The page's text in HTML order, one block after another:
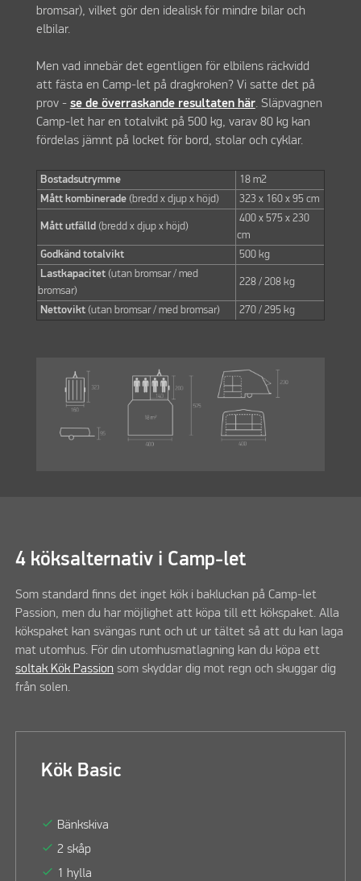
bromsar), vilket gör den idealisk för mindre bilar och
elbilar.
Men vad innebär det egentligen för elbilens räckvidd
att fästa en Camp-let på dragkroken? Vi satte det på
prov - se de överraskande resultaten här. Släpvagnen
Camp-let har en totalvikt på 500 kg, varav 80 kg kan
fördelas jämnt på locket för bord, stolar och cyklar.
Bostadsutrymme
18 m2
Mått kombinerade (bredd x djup x höjd) 323 x 160 x 95 cm
Mått utfälld (bredd x djup x höjd)
400 x 575 x 230
cm
Godkänd totalvikt
500 kg
Lastkapacitet(utan bromsar / med
bromsar)
228 / 208 kg
Nettovikt (utan bromsar / med bromsar) 270 / 295 kg
4 köksalternativ i Camp-let
Som standard finns det inget kök i bakluckan på Camp-let
Passion, men du har möjlighet att köpa till ett kökspaket. Alla
kökspaket kan svängas runt och ut ur tältet så att du kan laga
mat utomhus. För din utomhusmatlagning kan du köpa ett
soltak Kök Passion som skyddar dig mot regn och skuggar dig
från solen.
Kök Basic
check Bänkskiva
check 2 skåp
check 1 hylla